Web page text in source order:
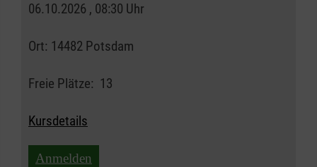
06.10.2026 , 08:30 Uhr
Ort: 14482 Potsdam
Freie Plätze: 13
Kursdetails
Anmelden